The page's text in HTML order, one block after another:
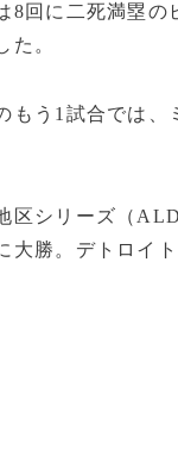
8回に二死満塁
た。
もう1試合では、
区シリーズ（
大勝。デトロイ